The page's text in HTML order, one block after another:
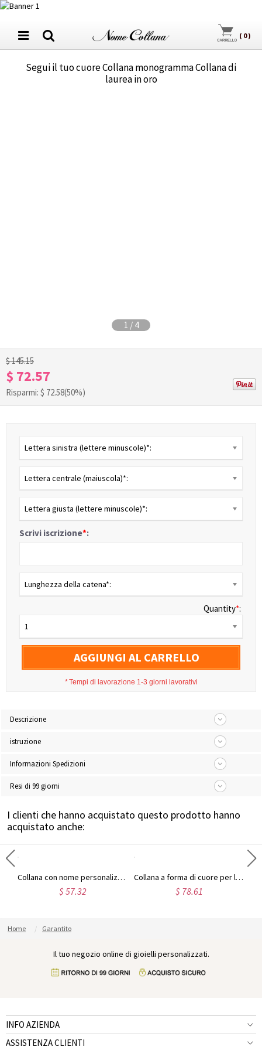
( 0)
Segui il tuo cuore Collana monogramma Collana di
laurea in oro
1 / 4
$ 145.15
$ 72.57
Risparmi: $ 72.58(50%)
Lettera sinistra (lettere minuscole)*:
Lettera centrale (maiuscola)*:
Lettera giusta (lettere minuscole)*:
Scrivi iscrizione*:
Lunghezza della catena*:
Quantity*:
1
AGGIUNGI AL CARRELLO
*Tempi di lavorazione 1-3 giorni lavorativi
Descrizione
istruzione
Informazioni Spedizioni
Resi di 99 giorni
I clienti che hanno acquistato questo prodotto hanno
acquistato anche:
Collana con nome personalizzato e coppia con pietre di nascita
$ 57.32
Collana a forma di cuore per la mamma con 4 pietre portafortuna personalizzate e nome
$ 78.61
Home Garantito
Il tuo negozio online di gioielli personalizzati.
INFO AZIENDA
ASSISTENZA CLIENTI